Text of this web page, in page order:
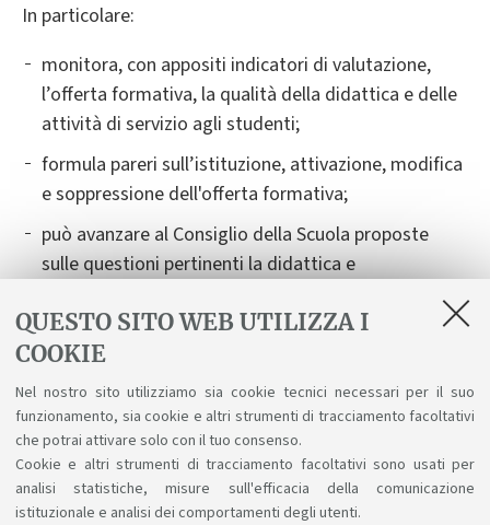
QUESTO SITO WEB UTILIZZA I
COOKIE
Nel nostro sito utilizziamo sia cookie tecnici necessari per il suo
funzionamento, sia cookie e altri strumenti di tracciamento facoltativi
che potrai attivare solo con il tuo consenso.
Cookie e altri strumenti di tracciamento facoltativi sono usati per
analisi statistiche, misure sull'efficacia della comunicazione
istituzionale e analisi dei comportamenti degli utenti.
In particolare:
monitora, con appositi indicatori di valutazione,
l’offerta formativa, la qualità della didattica e delle
attività di servizio agli studenti;
formula pareri sull’istituzione, attivazione, modifica
e soppressione dell'offerta formativa;
può avanzare al Consiglio della Scuola proposte
sulle questioni pertinenti la didattica e
previsto dallo Statuto di Ateneo;
redige una relazione annuale, che esprime
osservazioni in merito all’andamento del Corso ed
all’attività di riesame.
Maggiori informazioni